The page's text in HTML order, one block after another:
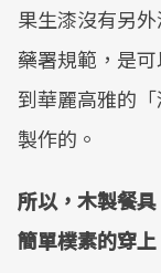
果生漆沒有另
藥署規範，是
到華麗高雅的
製作的。
所以，木製餐
簡單樸素的穿